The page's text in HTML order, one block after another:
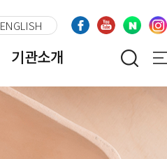
ENGLISH
기관소개